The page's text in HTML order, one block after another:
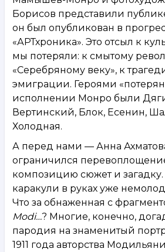
Борисов представили
он был опубликован в
«АРТхроника». Это отсыл к
мы потеряли: к смытому
«Серебряному веку», к
эмиграции. Героями
исполнении Монро были
Вертинский, Блок, Есенин,
Холодная.
А перед нами — Анна
ограничился
композицию сюжет и загадку.
каракули в руках уже
Что за обнаженная с
Modi…? Многие, конечно,
пародия на знаменитый
1911 года авторства